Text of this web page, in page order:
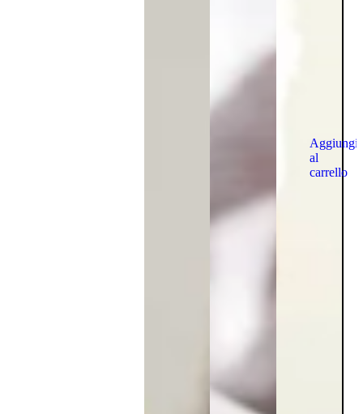
Aggiungi
al
carrello